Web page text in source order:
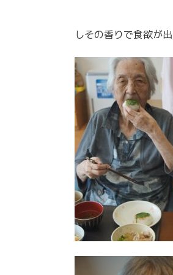
しその香りで食欲が